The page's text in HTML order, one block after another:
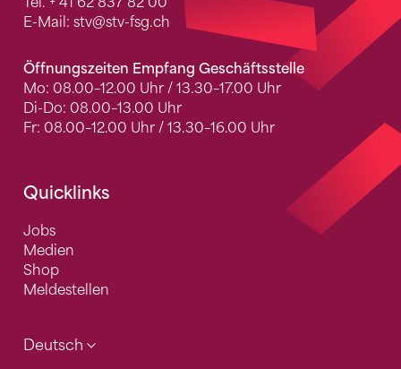
E-Mail: stv@stv-fsg.ch
Öffnungszeiten Empfang Geschäftsstelle
Mo: 08.00–12.00 Uhr / 13.30–17.00 Uhr
Di-Do: 08.00–13.00 Uhr
Fr: 08.00–12.00 Uhr / 13.30–16.00 Uhr
Quicklinks
Jobs
Medien
Shop
Meldestellen
Deutsch